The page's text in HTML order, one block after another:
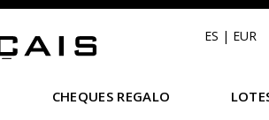
ES | EUR
CHEQUES REGALO